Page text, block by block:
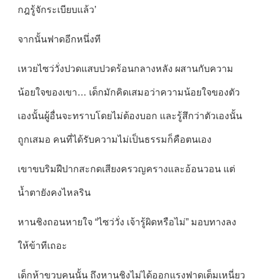
กฎรู้จักระเบียบแล้ว’
จากนั้นฟาดอีกหนึ่งที
เหวยไซว่วั่งปวดแสบปวดร้อนกลางหลัง ผสานกับความ
น้อยใจของเขา… เด็กมักคิดเสมอว่าความน้อยใจของตัว
เองนั้นผู้อื่นจะทราบโดยไม่ต้องบอก และรู้สึกว่าตัวเองนั้น
ถูกเสมอ คนที่ได้รับความไม่เป็นธรรมก็คือตนเอง
เขาขบริมฝีปากสะกดเสียงครวญครางและอ้อนวอน แต่
น้ำตายังคงไหลริน
หานชิงถอนหายใจ “ไซว่วั่ง เจ้ารู้ผิดหรือไม่” มอบทางลง
ให้ข้าทีเถอะ
เด็กห้าขวบคนนั้น ถึงหานชิงไม่ได้ออกแรงฟาดเต็มเหนี่ยว